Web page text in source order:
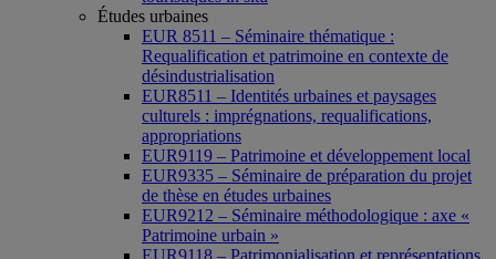
Études urbaines
EUR 8511 – Séminaire thématique :
Requalification et patrimoine en contexte de
désindustrialisation
EUR8511 – Identités urbaines et paysages
culturels : imprégnations, requalifications,
appropriations
EUR9119 – Patrimoine et développement local
EUR9335 – Séminaire de préparation du projet
de thèse en études urbaines
EUR9212 – Séminaire méthodologique : axe «
Patrimoine urbain »